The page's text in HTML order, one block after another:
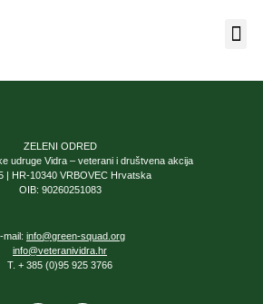
ZELENI ODRED
udruge Vidra – veterani i društvena akcija
| HR-10340 VRBOVEC Hrvatska
OIB: 90260251083
mail: info@green-squad.org
info@veteranividra.hr
T. + 385 (0)95 925 3766